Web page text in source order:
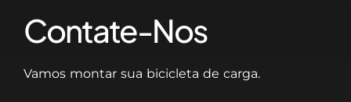
Contate-Nos
Vamos montar sua bicicleta de carga.